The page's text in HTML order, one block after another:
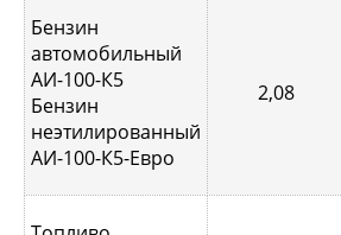
Бензин
автомобильный
АИ-100-К5
Бензин
неэтилированный
АИ-100-К5-Евро
2,08